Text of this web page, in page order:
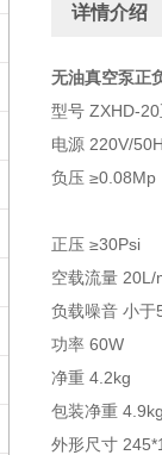
详情介绍
无油真空泵正
型号 ZXHD-
电源 220V/
负压 ≥0.08Mp
正压 ≥30Psi
空载流量 20L/
负载噪音 小于
功率 60W
净重 4.2kg
包装净重
外形尺寸